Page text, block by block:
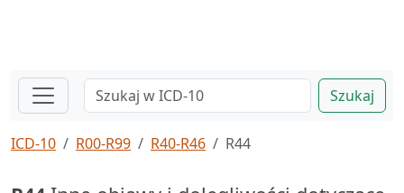
Szukaj
ICD-10 R00-R99 R40-R46 R44